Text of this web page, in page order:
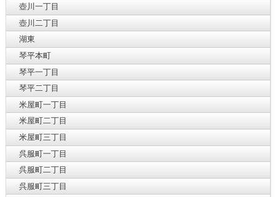
壺川一丁目
壺川二丁目
湖東
琴平本町
琴平一丁目
琴平二丁目
米屋町一丁目
米屋町二丁目
米屋町三丁目
呉服町一丁目
呉服町二丁目
呉服町三丁目